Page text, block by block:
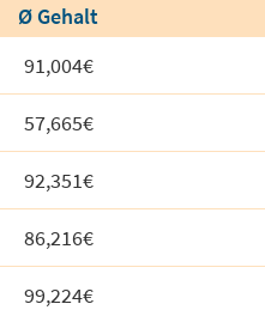
Ø Gehalt
91,004€
57,665€
92,351€
86,216€
99,224€